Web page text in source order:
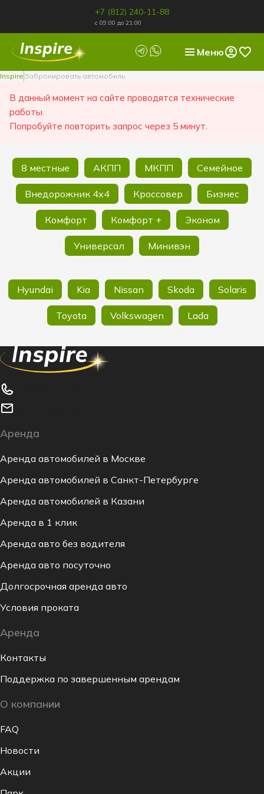
+7 (812) 240-11-88
с 09:00 до 21:00
Меню
Inspire Забронировать автомобиль
В данный момент на сайте проводятся технические
работы.
Попробуйте повторить запрос через 5 минут.
8 местные АКПП МКПП Семейное
Внедорожник 4х4 Кроссовер Бизнес
Комфорт Комфорт + Эконом
Универсал Минивэн
Hyundai Kia Nissan Skoda Solaris
Toyota Volkswagen Lada
Аренда
Аренда автомобилей в Москве
Аренда автомобилей в Санкт-Петербурге
Аренда автомобилей в Казани
Аренда в 1 клик
Аренда авто без водителя
Аренда авто посуточно
Долгосрочная аренда авто
Условия проката
Аренда
Контакты
Поддержка по завершенным арендам
О компании
FAQ
Новости
Акции